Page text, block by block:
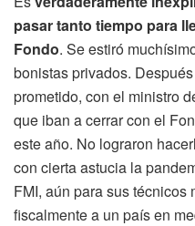
pasar tanto tiempo para
Fondo. Se estiró
bonistas privados.
prometido, con el ministro
que iban a cerrar con el
este año. No lograron
con cierta astucia la
FMI, aún para sus técnicos
fiscalmente a un país en